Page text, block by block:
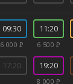
09:30
6 000 ₽
11:20
6 500 ₽
17:20 19:20
8 000 ₽